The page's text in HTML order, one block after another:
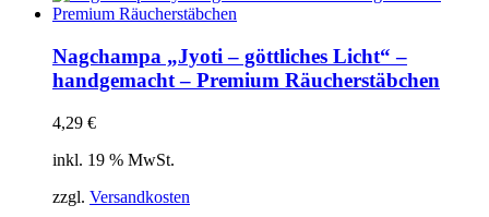
Nagchampa „Jyoti – göttliches Licht“ –
handgemacht – Premium Räucherstäbchen
4,29 €
inkl. 19 % MwSt.
zzgl. Versandkosten